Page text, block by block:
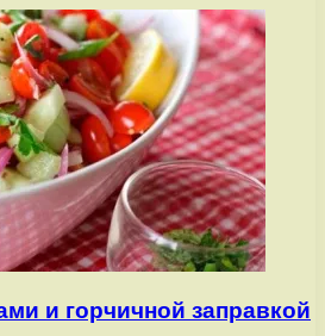
и горчичной заправкой